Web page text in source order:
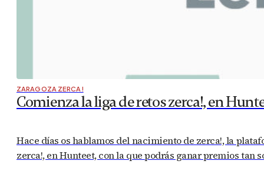
ZARAGOZA ZERCA!
Comienza la liga de retos zerca!, en
Hace días os hablamos del nacimiento de zerca!, la
zerca!, en Hunteet, con la que podrás ganar premios tan